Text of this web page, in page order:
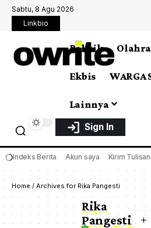
Sabtu, 8 Agu 2026
Linkbio
Politik
Ekbis WARGA
Lainnya
Sign In
❍Indeks Berita Akun saya Kirim Tulisan
Home/ Archives for Rika Pangesti
Rika
Pangesti